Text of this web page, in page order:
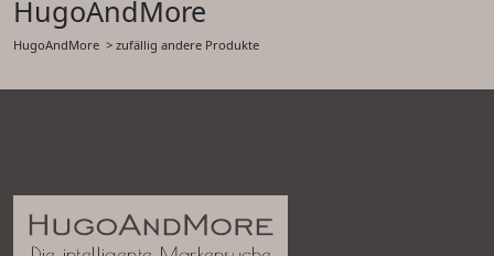
HugoAndMore
HugoAndMore > zufällig andere Produkte